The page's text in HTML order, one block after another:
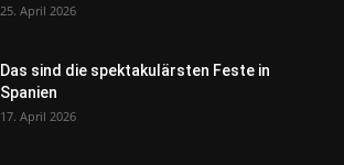
25. April 2026
Das sind die spektakulärsten Feste in
Spanien
17. April 2026